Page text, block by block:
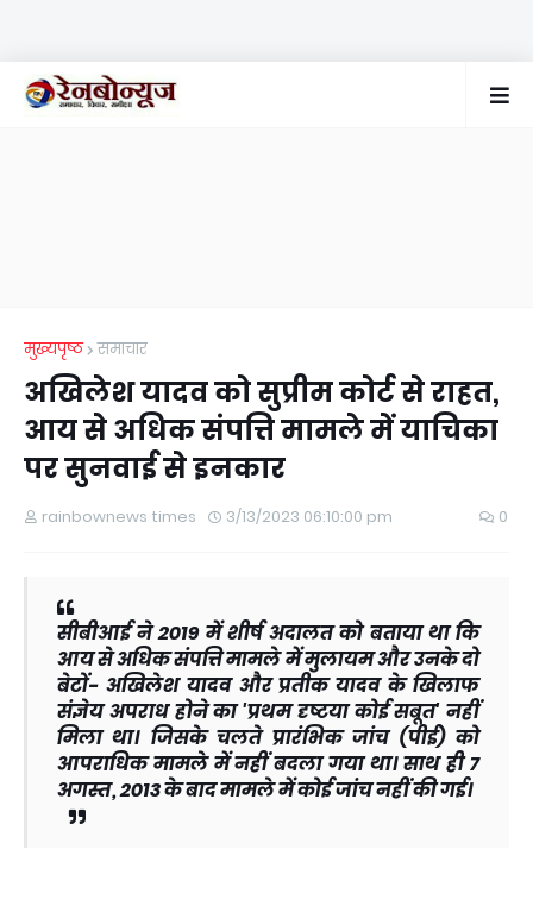
मुख्यपृष्ठ समाचार
अखिलेश यादव को सुप्रीम कोर्ट से राहत,
आय से अधिक संपत्ति मामले में याचिका
पर सुनवाई से इनकार
rainbownews times 3/13/2023 06:10:00 pm 0
सीबीआई ने 2019 में शीर्ष अदालत को बताया था कि
आय से अधिक संपत्ति मामले में मुलायम और उनके दो
बेटों- अखिलेश यादव और प्रतीक यादव के खिलाफ
संज्ञेय अपराध होने का 'प्रथम दृष्टया कोई सबूत' नहीं
मिला था। जिसके चलते प्रारंभिक जांच (पीई) को
आपराधिक मामले में नहीं बदला गया था। साथ ही 7
अगस्त, 2013 के बाद मामले में कोई जांच नहीं की गई।